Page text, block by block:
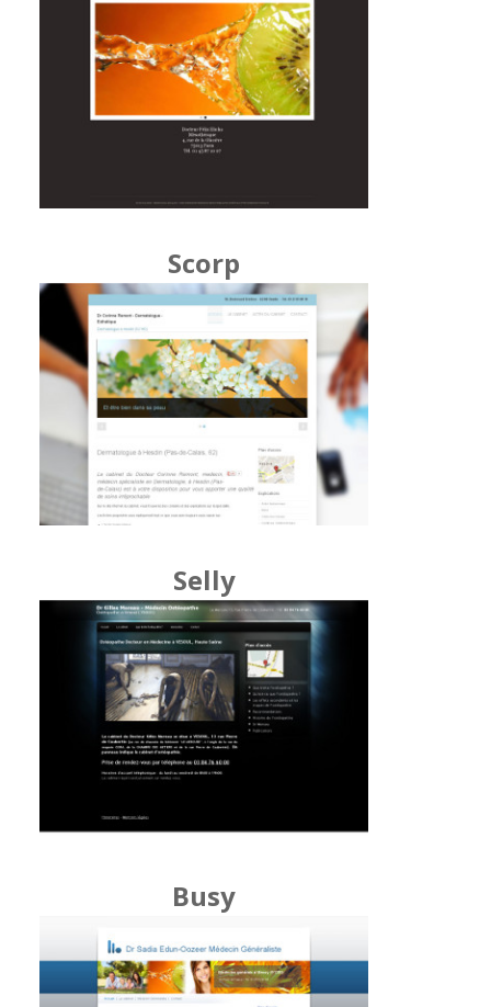
Scorp
Selly
Busy